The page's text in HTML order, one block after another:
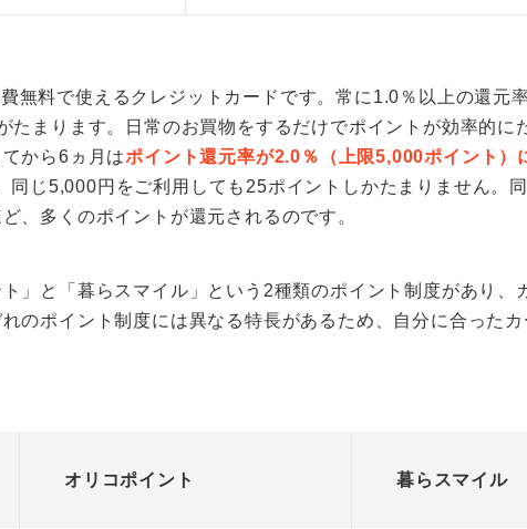
無料で使えるクレジットカードです。常に1.0％以上の還元
たまります。日常のお買物をするだけでポイントが効率的に
から6ヵ月はポイント還元率が2.0％（上限5,000ポイント）
同じ5,000円をご利用しても25ポイントしかたまりません。
、多くのポイントが還元されるのです。
」と「暮らスマイル」という2種類のポイント制度があり、
のポイント制度には異なる特長があるため、自分に合った
オリコポイント 暮らスマイル